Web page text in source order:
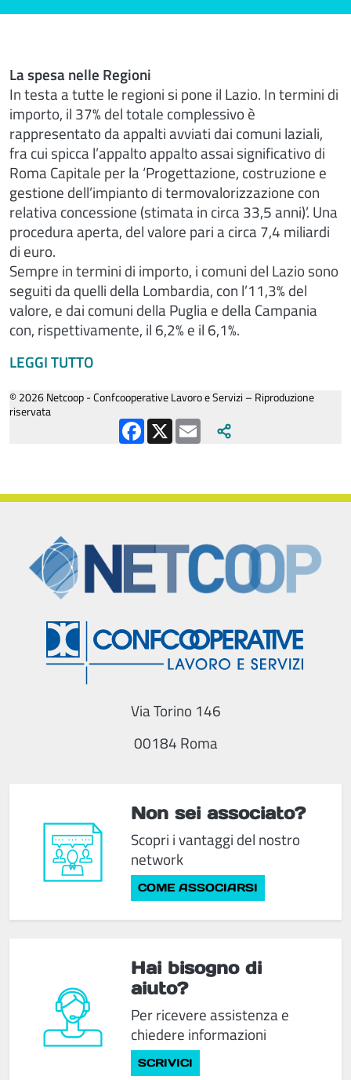
La spesa nelle Regioni
In testa a tutte le regioni si pone il Lazio. In termini di
importo, il 37% del totale complessivo è
rappresentato da appalti avviati dai comuni laziali,
fra cui spicca l’appalto appalto assai significativo di
Roma Capitale per la ‘Progettazione, costruzione e
gestione dell’impianto di termovalorizzazione con
relativa concessione (stimata in circa 33,5 anni)’. Una
procedura aperta, del valore pari a circa 7,4 miliardi
di euro.
Sempre in termini di importo, i comuni del Lazio sono
seguiti da quelli della Lombardia, con l’11,3% del
valore, e dai comuni della Puglia e della Campania
con, rispettivamente, il 6,2% e il 6,1%.
LEGGI TUTTO
© 2026 Netcoop - Confcooperative Lavoro e Servizi – Riproduzione
riservata
Facebook
X Email
Non sei associato?
Scopri i vantaggi del nostro
network
COME ASSOCIARSI
Via Torino 146
00184 Roma
Hai bisogno di
aiuto?
Per ricevere assistenza e
chiedere informazioni
SCRIVICI